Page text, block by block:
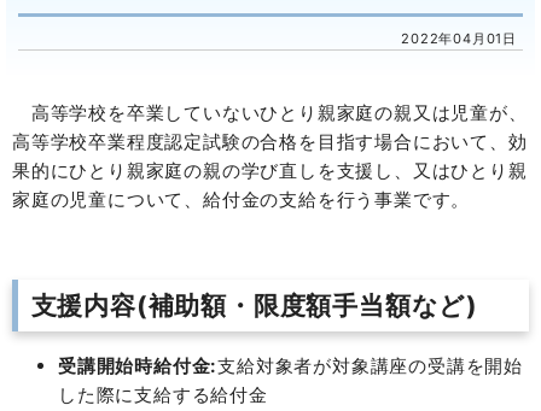
2022年04月01日
高等学校を卒業していないひとり親家庭の親又は児童が、
高等学校卒業程度認定試験の合格を目指す場合において、効
果的にひとり親家庭の親の学び直しを支援し、又はひとり親
家庭の児童について、給付金の支給を行う事業です。
支援内容(補助額・限度額手当額など)
受講開始時給付金:支給対象者が対象講座の受講を開始
した際に支給する給付金